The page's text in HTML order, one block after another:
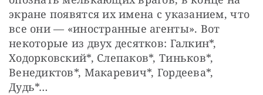
экране появятся их имена с указанием, что
все они — «иностранные агенты». Вот
некоторые из двух десятков: Галкин*,
Ходорковский*, Слепаков*, Тиньков*,
Венедиктов*, Макаревич*, Гордеева*,
Дудь*…